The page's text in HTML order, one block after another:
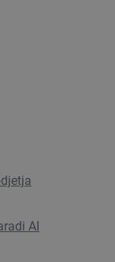
AI